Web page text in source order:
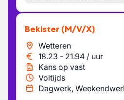
Bekister (M/V/X)
Wetteren
18.23 - 21.94 / uur
Kans op vast
Voltijds
Dagwerk,